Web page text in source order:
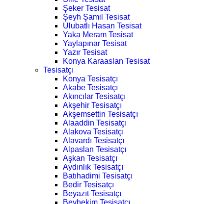
Şeker Tesisat
Şeyh Şamil Tesisat
Ulubatlı Hasan Tesisat
Yaka Meram Tesisat
Yaylapınar Tesisat
Yazır Tesisat
Konya Karaaslan Tesisat
Tesisatçı
Konya Tesisatçı
Akabe Tesisatçı
Akıncılar Tesisatçı
Akşehir Tesisatçı
Akşemsettin Tesisatçı
Alaaddin Tesisatçı
Alakova Tesisatçı
Alavardı Tesisatçı
Alpaslan Tesisatçı
Aşkan Tesisatçı
Aydınlık Tesisatçı
Batıhadimi Tesisatçı
Bedir Tesisatçı
Beyazıt Tesisatçı